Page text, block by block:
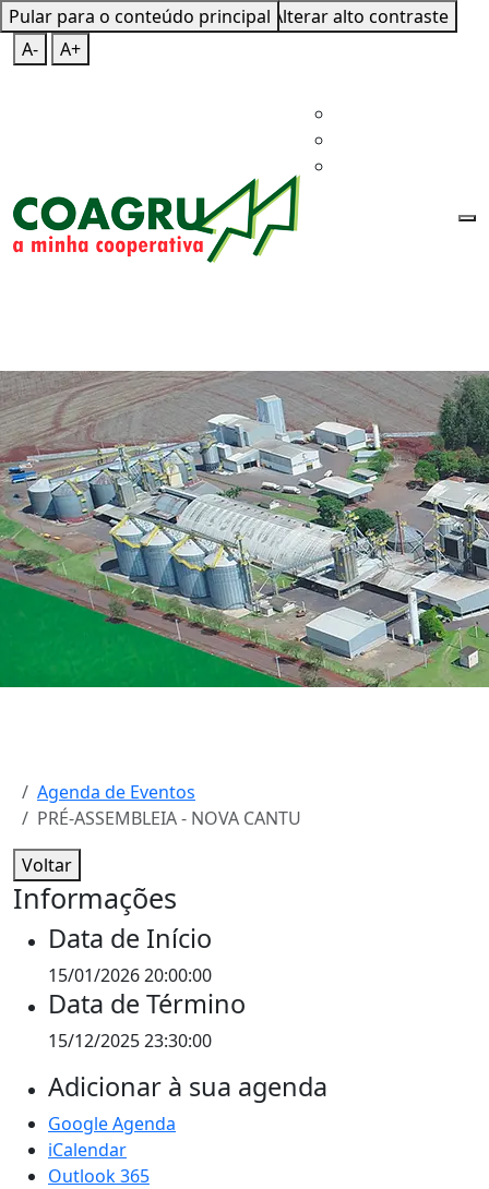
Pular para o conteúdo principal
Mapa do SiteTeclas de Atalho
Alterar alto contraste
A-
A+
Agenda de Eventos
PRÉ-ASSEMBLEIA - NOVA CANTU
Voltar
Informações
Data de Início
15/01/2026 20:00:00
Data de Término
15/12/2025 23:30:00
Adicionar à sua agenda
Google Agenda
iCalendar
Outlook 365